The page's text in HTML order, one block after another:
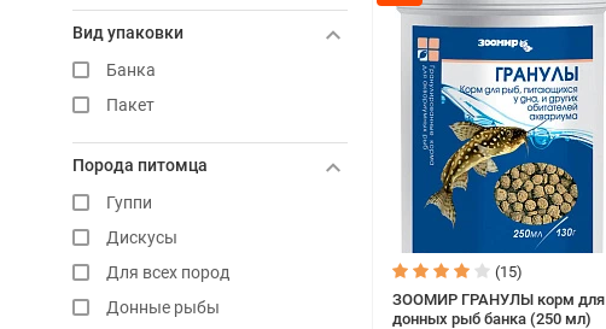
Вид упаковки
Банка
Пакет
Порода питомца
Гуппи
Дискусы
Для всех пород
Донные рыбы
(15)
ЗООМИР ГРАНУЛЫ корм для
донных рыб банка (250 мл)